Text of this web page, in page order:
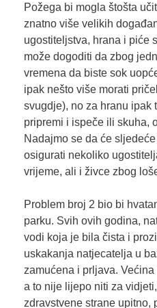
Požega bi mogla štošta
znatno više velikih
ugostiteljstva, hrana i piće
može dogoditi da zbog
vremena da biste sok
ipak nešto više morati
svugdje), no za hranu ipak
pripremi i ispeče ili skuha,
Nadajmo se da će
osigurati nekoliko
vrijeme, ali i živce zbog
Problem broj 2 bio bi
parku. Svih ovih godina,
vodi koja je bila čista i
uskakanja natjecatelja u
zamućena i prljava.
a to nije lijepo niti za
zdravstvene strane upitno,